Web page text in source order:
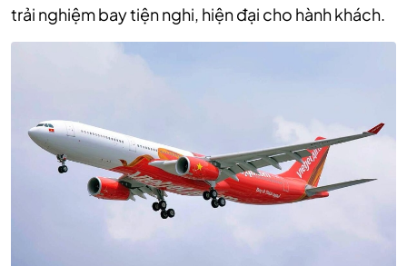
trải nghiệm bay tiện nghi, hiện đại cho hành khách.